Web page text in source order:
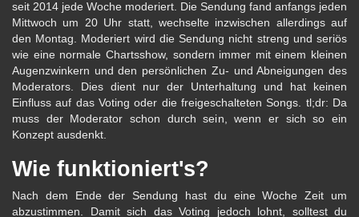
seit 2014 jede Woche moderiert. Die Sendung fand anfangs jeden
Mittwoch um 20 Uhr statt, wechselte inzwischen allerdings auf
den Montag. Moderiert wird die Sendung nicht streng und seriös
wie eine normale Chartsshow, sondern immer mit einem kleinen
Augenzwinkern und den persönlichen Zu- und Abneigungen des
Moderators. Dies dient nur der Unterhaltung und hat keinen
Einfluss auf das Voting oder die freigeschalteten Songs. tl;dr: Da
muss der Moderator schon durch sein, wenn er sich so ein
Konzept ausdenkt.
Wie funktioniert's?
Nach dem Ende der Sendung hast du eine Woche Zeit um
abzustimmen. Damit sich das Voting jedoch lohnt, solltest du